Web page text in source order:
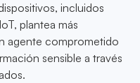
incluidos
plantea más
agente comprometido
sensible a través